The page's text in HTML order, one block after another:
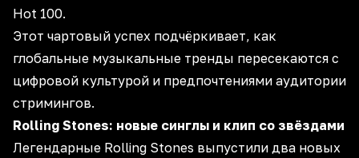
Hot 100.
Этот чартовый успех подчёркивает, как
глобальные музыкальные тренды пересекаются с
цифровой культурой и предпочтениями аудитории
стримингов.
Rolling Stones: новые синглы и клип со звёздами
Легендарные Rolling Stones выпустили два новых